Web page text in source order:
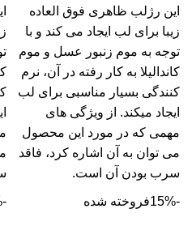
این رژلب ظاهری فوق العاده
زیبا برای لب ایجاد می کند و با
توجه به موم زنبور عسل و موم
کاندالیلا به کار رفته در آن، نرم
کنندگی بسیار مناسبی برای لب
ایجاد میکند. از ویژگی های
مهمی که در مورد این محصول
می توان به آن اشاره کرد، فاقد
سرب بودن آن است.
-15% فروخته شده -11%